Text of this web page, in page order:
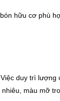
hữu cơ phù
duy trì
màu mỡ